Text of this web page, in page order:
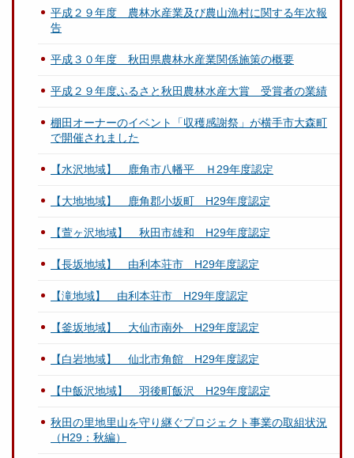
平成２９年度 農林水産業及び農山漁村に関する年次報
告
平成３０年度 秋田県農林水産業関係施策の概要
平成２９年度ふるさと秋田農林水産大賞 受賞者の業績
棚田オーナーのイベント「収穫感謝祭」が横手市大森町
で開催されました
【水沢地域】 鹿角市八幡平 Ｈ29年度認定
【大地地域】 鹿角郡小坂町 H29年度認定
【萱ヶ沢地域】 秋田市雄和 H29年度認定
【長坂地域】 由利本荘市 H29年度認定
【滝地域】 由利本荘市 H29年度認定
【釜坂地域】 大仙市南外 H29年度認定
【白岩地域】 仙北市角館 H29年度認定
【中飯沢地域】 羽後町飯沢 H29年度認定
秋田の里地里山を守り継ぐプロジェクト事業の取組状況
（H29：秋編）